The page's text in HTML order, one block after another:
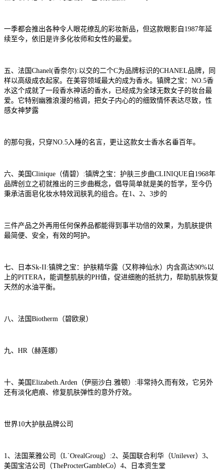
一季都会推出各种令人眼花缭乱的彩妆新品，但这款眼影自1987年延
续至今，依旧是许多化妆师和女性的最爱。
五、法国Chanel(香奈尔):以交的二个C为品牌标识的CHANEL品牌，同
样以高级成衣起家。在美容领域最大的成为香水。镇牌之宝：NO.5香
水这个成就了一段香水神话的香水，已经成为全球无数女子的妆台最
爱。它特别幽雅浪漫的格调，把女子内心的的细致情怀表达尽致，性
感女神梦露
的那句我，只穿NO.5入睡的名言，更让这款女士香水名垂百年。
六、美国Clinique（倩碧）:镇牌之宝：护肤三步曲CLINIQUE自1968年
品牌创立之初就推出的三步曲概念，倡导简单就是美的哲学，至今仍
秉承洁面皂化妆水特效润肤乳的组合。在1、2、3步的
三件产品之外再用任何保养品都能得到事半功倍的效果，为肌肤提供
最简便、安全，有效的呵护。
七、日本Sk-II:镇牌之宝：护肤精华露（又称神仙水）内含高达90%以
上的PITERA，能调整肌肤的PH值，促进细胞的抵抗力，帮助肌肤恢复
天然的水油平衡。
八、法国Biotherm（碧欧泉）
九、HR（赫莲娜）
十、美国Elizabeth.Arden（伊丽沙白.雅顿）:非常持久而有效，它另外
还有淡化疤痕、修复肌肤弹性的意外疗效。
世界10大护肤品牌公司
1、法国莱雅公司（L`OrealGroug）:2、英国联合利华（Unilever）3、
美国宝洁公司（TheProcterGambleCo）4、日本资生堂